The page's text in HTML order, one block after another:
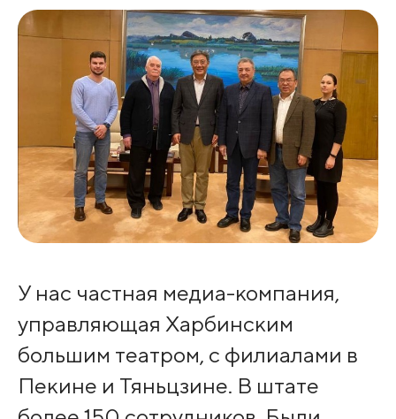
У нас частная медиа-компания,
управляющая Харбинским
большим театром, с филиалами в
Пекине и Тяньцзине. В штате